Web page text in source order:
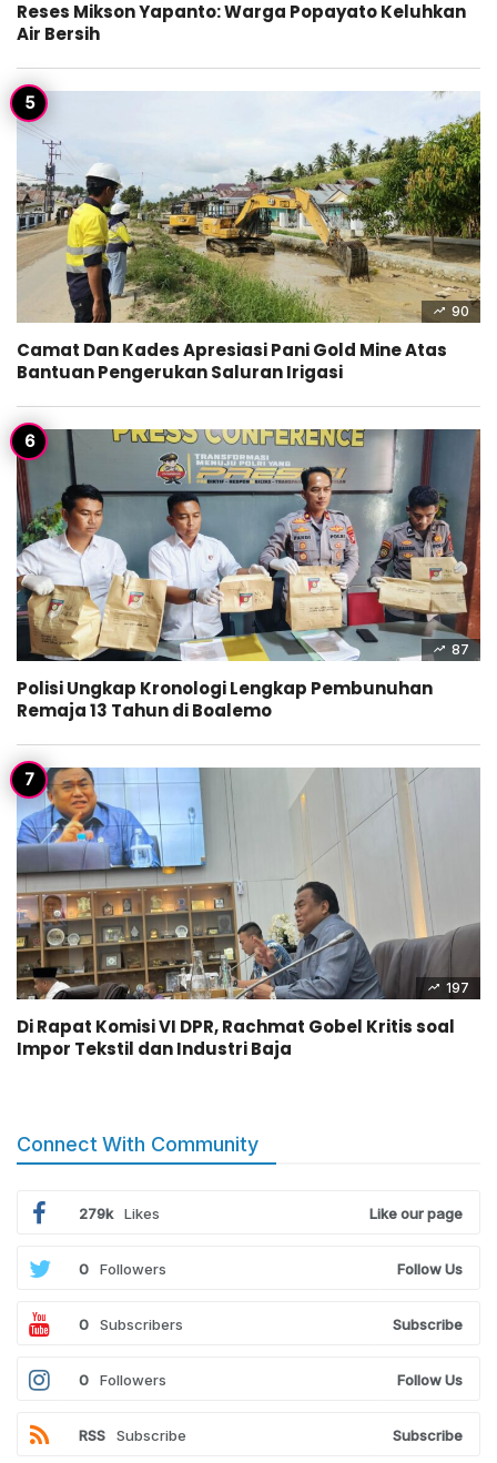
Reses Mikson Yapanto: Warga Popayato Keluhkan
Air Bersih
90
Camat Dan Kades Apresiasi Pani Gold Mine Atas
Bantuan Pengerukan Saluran Irigasi
87
Polisi Ungkap Kronologi Lengkap Pembunuhan
Remaja 13 Tahun di Boalemo
197
Di Rapat Komisi VI DPR, Rachmat Gobel Kritis soal
Impor Tekstil dan Industri Baja
Connect With Community
279k Likes Like our page
0 Followers Follow Us
0 Subscribers Subscribe
0 Followers Follow Us
RSS Subscribe Subscribe